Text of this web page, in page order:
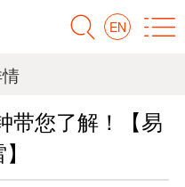
EN
带您了解！【易